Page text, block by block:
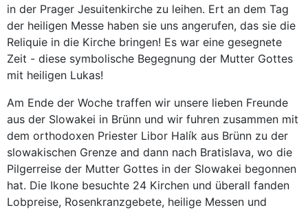
in der Prager Jesuitenkirche zu leihen. Ert an dem Tag
der heiligen Messe haben sie uns angerufen, das sie die
Reliquie in die Kirche bringen! Es war eine gesegnete
Zeit - diese symbolische Begegnung der Mutter Gottes
mit heiligen Lukas!
Am Ende der Woche traffen wir unsere lieben Freunde
aus der Slowakei in Brünn und wir fuhren zusammen mit
dem orthodoxen Priester Libor Halík aus Brünn zu der
slowakischen Grenze and dann nach Bratislava, wo die
Pilgerreise der Mutter Gottes in der Slowakei begonnen
hat. Die Ikone besuchte 24 Kirchen und überall fanden
Lobpreise, Rosenkranzgebete, heilige Messen und